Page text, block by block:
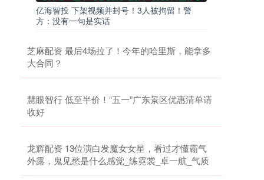
亿海智投 下架视频并封号！3人被拘留！警
方：没有一句是实话
芝麻配资 最后4场拉了！今年的哈里斯，能拿多
大合同？
慧眼智行 低至半价！“五一”广东景区优惠清单请
收好
龙辉配资 13位演白发魔女女星，看过才懂霸气
外露，鬼见愁是什么感觉_练霓裳_卓一航_气质